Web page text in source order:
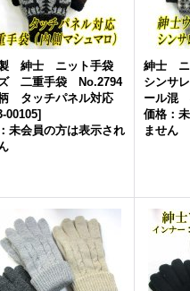
紳士 ニット手袋
二重手袋 No.2794
タッチパネル対応
00105]
未会員の方は表示され
紳士
シンサ
ール混
価格：
ません